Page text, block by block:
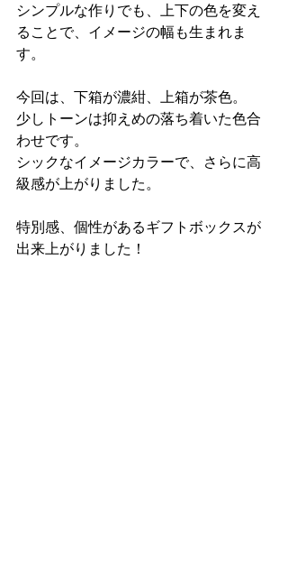
シンプルな作りでも、上下の色を変え
ることで、イメージの幅も生まれま
す。
今回は、下箱が濃紺、上箱が茶色。
少しトーンは抑えめの落ち着いた色合
わせです。
シックなイメージカラーで、さらに高
級感が上がりました。
特別感、個性があるギフトボックスが
出来上がりました！